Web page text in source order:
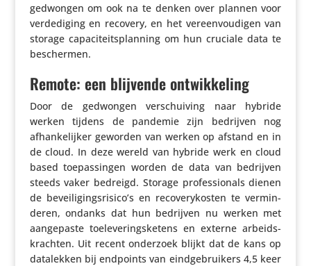
gedwongen om ook na te denken over plannen voor
verde­di­ging en recovery, en het vereen­vou­digen van
storage capa­ci­teits­plan­ning om hun cruciale data te
beschermen.
Remote: een blijvende ontwikkeling
Door de gedwongen verschui­ving naar hybride
werken tijdens de pandemie zijn bedrijven nog
afhan­ke­lijker geworden van werken op afstand en in
de cloud. In deze wereld van hybride werk en cloud
based toepas­singen worden de data van bedrijven
steeds vaker bedreigd. Storage profes­si­o­nals dienen
de beveiligingsrisico’s en reco­ve­ry­kosten te vermin­
deren, ondanks dat hun bedrijven nu werken met
aange­paste toele­ve­rings­ke­tens en externe arbeids­
krachten. Uit recent onderzoek blijkt dat de kans op
data­lekken bij endpoints van eind­ge­brui­kers 4,5 keer